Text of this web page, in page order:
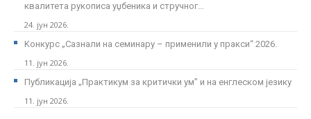
квалитета рукописа уџбеника и стручног...
24. јун 2026.
Kонкурс „Сазнали на семинару – применили у пракси“ 2026.
11. јун 2026.
Публикација „Практикум за критички ум” и на енглеском језику
11. јун 2026.